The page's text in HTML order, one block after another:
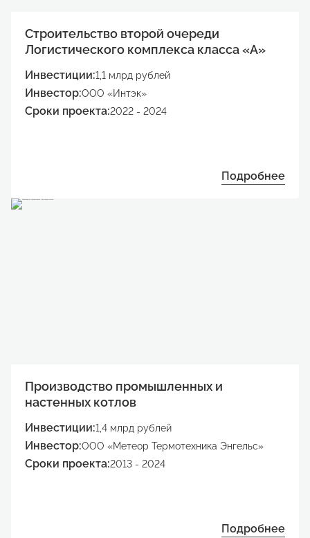
Строительство второй очереди
Логистического комплекса класса «А»
Инвестиции:1,1 млрд рублей
Инвестор:ООО «Интэк»
Сроки проекта:2022 - 2024
Подробнее
Производство промышленных и
настенных котлов
Инвестиции:1,4 млрд рублей
Инвестор:ООО «Метеор Термотехника Энгельс»
Сроки проекта:2013 - 2024
Подробнее